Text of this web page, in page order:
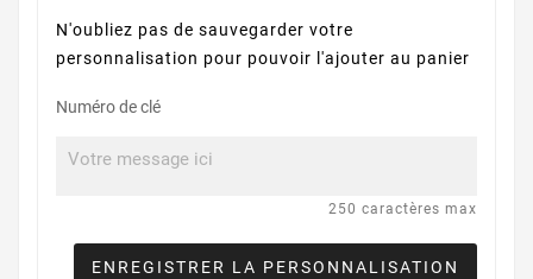
N'oubliez pas de sauvegarder votre
personnalisation pour pouvoir l'ajouter au panier
Numéro de clé
250 caractères max
ENREGISTRER LA PERSONNALISATION